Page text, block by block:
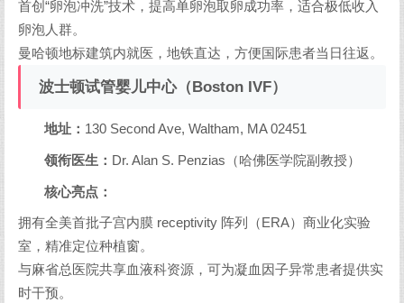
首创“卵泡冲洗”技术，提高单卵泡取卵成功率，适合极低收入
卵泡人群。
曼哈顿地标建筑内就医，地铁直达，方便国际患者当日往返。
波士顿试管婴儿中心（Boston IVF）
地址： 130 Second Ave, Waltham, MA 02451
领衔医生： Dr. Alan S. Penzias（哈佛医学院副教授）
核心亮点：
拥有全美首批子宫内膜 receptivity 阵列（ERA）商业化实验
室，精准定位种植窗。
与麻省总医院共享血液科资源，可为凝血因子异常患者提供实
时干预。